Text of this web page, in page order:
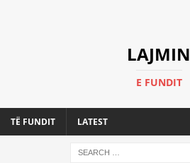
LAJMIN
E FUNDIT
TË FUNDIT LATEST